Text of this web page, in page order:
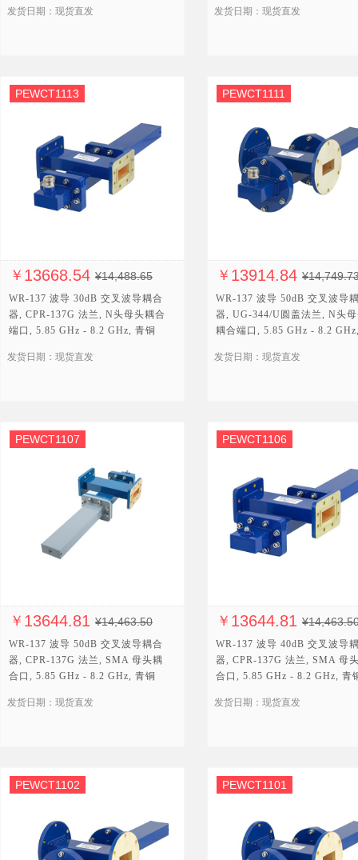
发货日期：现货直发 发货日期：现货直发
￥ 13668.54 ¥14,488.65
PEWCT1113
WR-137 波导 30dB 交叉波导耦合
器, CPR-137G 法兰, N头母头耦合
端口, 5.85 GHz - 8.2 GHz, 青铜
发货日期：现货直发
￥ 13914.84
PEWCT1111
WR-137 波导 50dB 交叉波导
器, UG-344/U圆盖法兰, N头
耦合端口, 5.85 GHz - 8.2
发货日期：现货直发
￥ 13644.81 ¥14,463.50
PEWCT1107
WR-137 波导 50dB 交叉波导耦合
器, CPR-137G 法兰, SMA 母头耦
合口, 5.85 GHz - 8.2 GHz, 青铜
发货日期：现货直发
￥ 13644.81
PEWCT1106
WR-137 波导 40dB 交叉波导
器, CPR-137G 法兰, SMA 母
合口, 5.85 GHz - 8.2 GHz, 青
发货日期：现货直发
PEWCT1102 PEWCT1101